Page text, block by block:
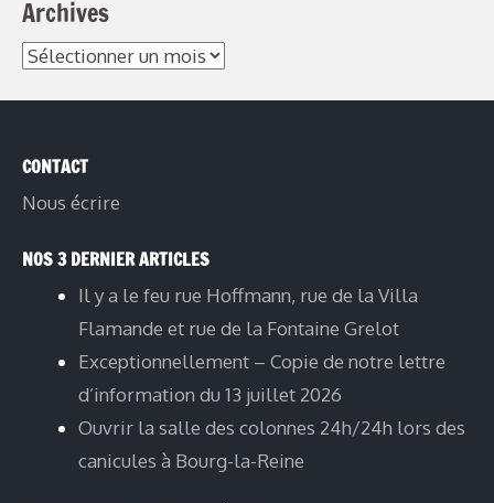
Archives
Archives
CONTACT
Nous écrire
NOS 3 DERNIER ARTICLES
Il y a le feu rue Hoffmann, rue de la Villa
Flamande et rue de la Fontaine Grelot
Exceptionnellement – Copie de notre lettre
d’information du 13 juillet 2026
Ouvrir la salle des colonnes 24h/24h lors des
canicules à Bourg-la-Reine